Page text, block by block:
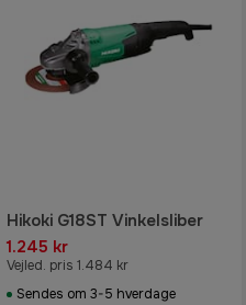
Hikoki G18ST Vinkelsliber
1.245 kr
Vejled. pris 1.484 kr
Sendes om 3-5 hverdage